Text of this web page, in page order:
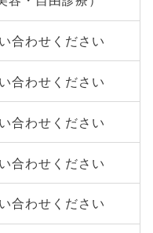
合わせください
合わせください
合わせください
合わせください
合わせください